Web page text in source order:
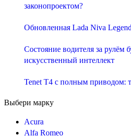
законопроектом?
Обновленная Lada Niva
Состояние водителя за рулём
искусственный интеллект
Tenet T4 с полным приводом:
Выбери марку
Acura
Alfa Romeo